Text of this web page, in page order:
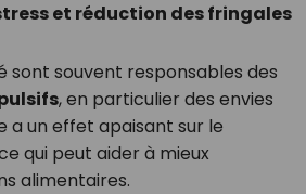
et réduction des fringales
sont souvent responsables des
, en particulier des envies
a un effet apaisant sur le
qui peut aider à mieux
alimentaires.